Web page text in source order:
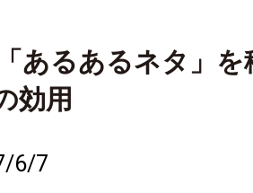
あるあるネタ」
効用
6/7